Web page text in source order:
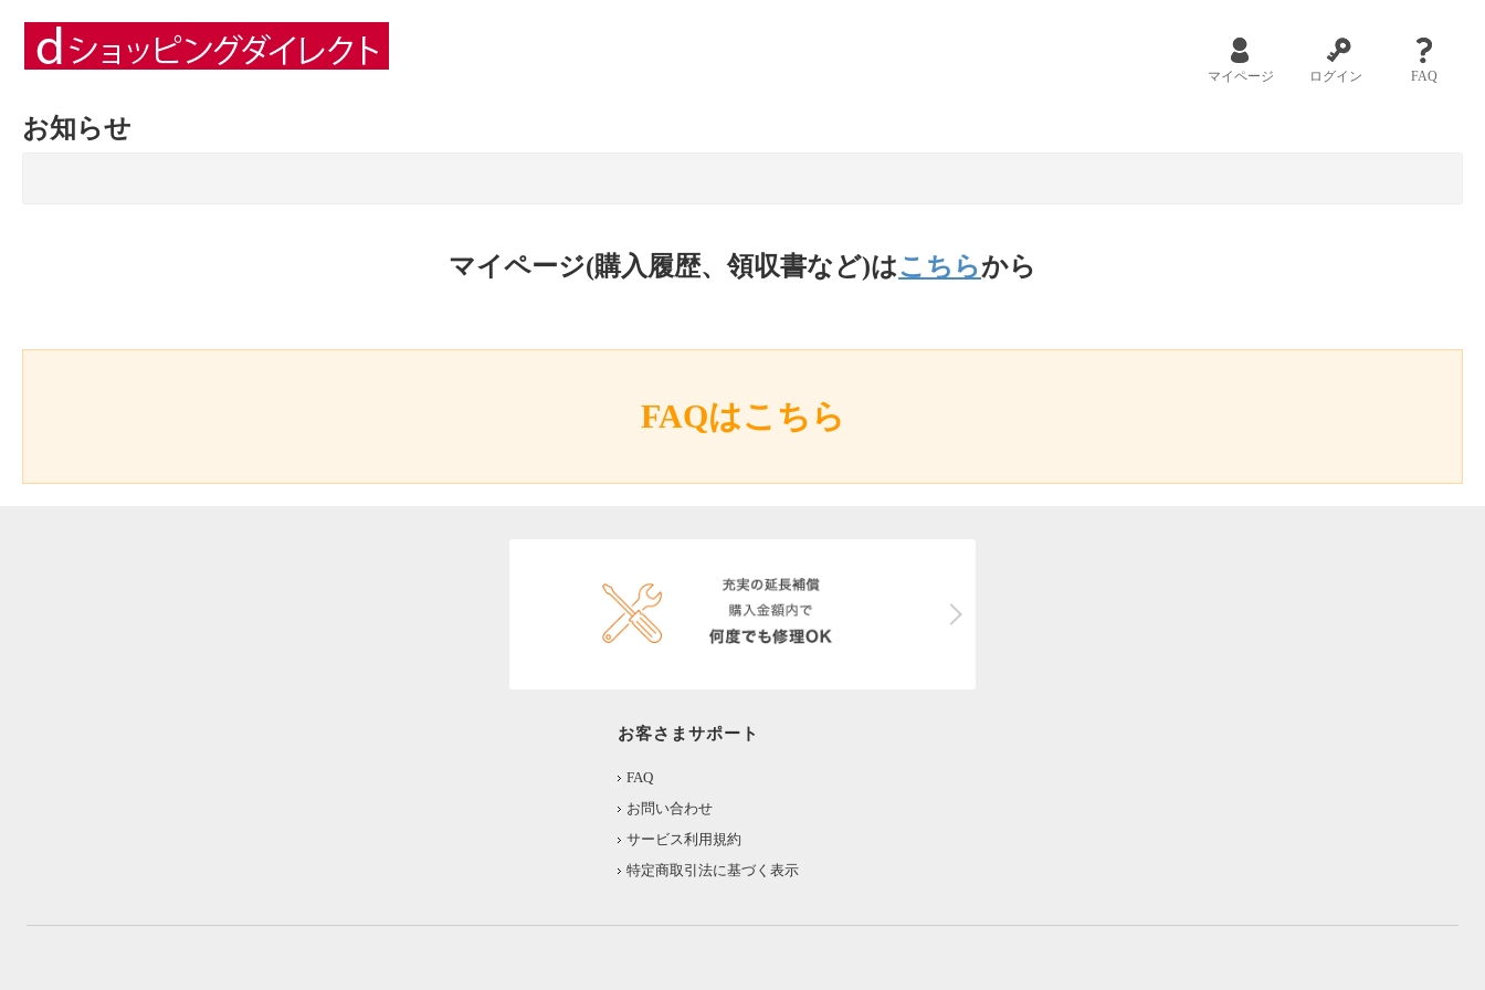
マイページ ログイン FAQ
お知らせ
マイページ(購入履歴、領収書など)はこちらから
FAQはこちら
お客さまサポート
FAQ
お問い合わせ
サービス利用規約
特定商取引法に基づく表示